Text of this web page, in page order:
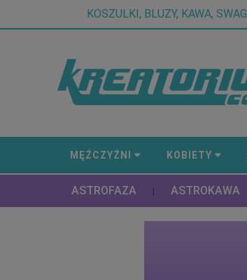
MĘŻCZYŹNI KOBIETY
ASTROFAZA | ASTROKAWA
KOSZULKI, BLUZY, KAWA, SWAG